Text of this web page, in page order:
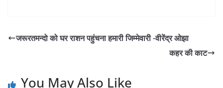
s
p
e
o
er l y
k
e
जरूरतमन्दो को घर राशन पहुंचना हमारी जिम्मेवारी -वीरेंद्र ओझा
कहर की काट
You May Also Like